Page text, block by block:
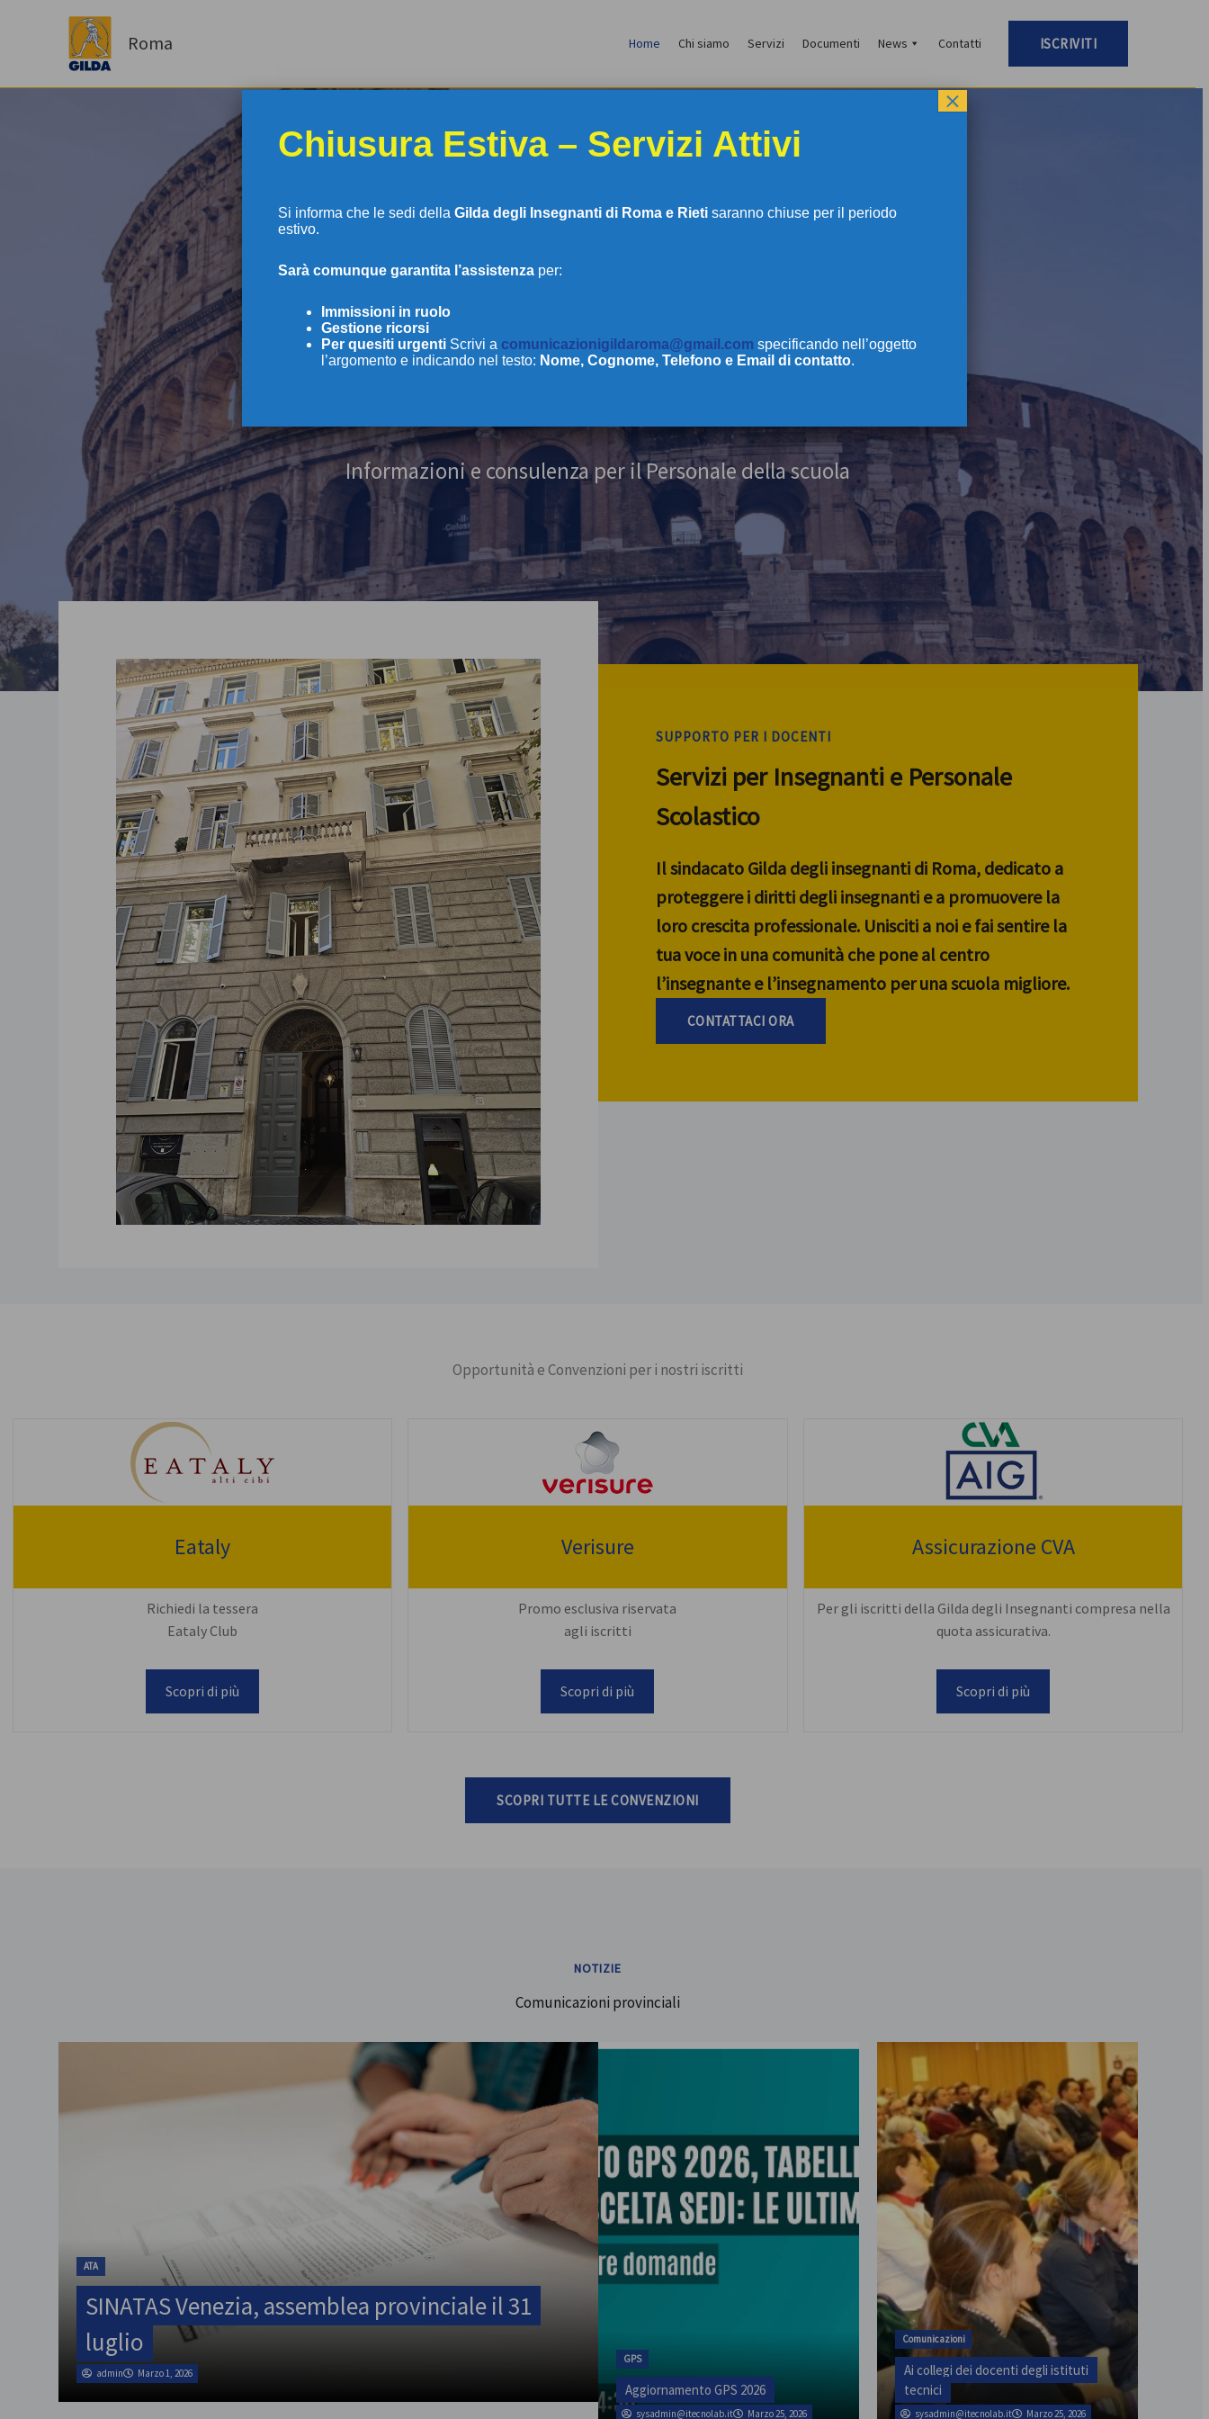
Roma Home Chi siamo Servizi Documenti News Contatti ISCRIVITI
GILDA DEGLI INSEGNANTI
Informazioni e consulenza per il Personale della scuola
SUPPORTO PER I DOCENTI
Servizi per Insegnanti e Personale
Scolastico
Il sindacato Gilda degli insegnanti di Roma, dedicato a
proteggere i diritti degli insegnanti e a promuovere la
loro crescita professionale. Unisciti a noi e fai sentire la
tua voce in una comunità che pone al centro
l’insegnante e l’insegnamento per una scuola migliore.
CONTATTACI ORA
Opportunità e Convenzioni per i nostri iscritti
Eataly
Richiedi la tessera
Eataly Club
Scopri di più
Verisure
Promo esclusiva riservata
agli iscritti
Scopri di più
Assicurazione CVA
Per gli iscritti della Gilda degli Insegnanti compresa nella
quota assicurativa.
Scopri di più
SCOPRI TUTTE LE CONVENZIONI
NOTIZIE
Comunicazioni provinciali
ATA
SINATAS Venezia, assemblea provinciale il 31
luglio
admin Marzo 1, 2026
GPS
Aggiornamento GPS 2026
sysadmin@itecnolab.it Marzo 25, 2026
Comunicazioni
Ai collegi dei docenti degli istituti
tecnici
sysadmin@itecnolab.it Marzo 25, 2026
Chiusura Estiva – Servizi Attivi
Si informa che le sedi della Gilda degli Insegnanti di Roma e Rietisaranno chiuse per il periodo
estivo.
Sarà comunque garantita l’assistenzaper:
Immissioni in ruolo
Gestione ricorsi
Perquesiti urgenti Scrivi a comunicazionigildaroma@gmail.com specificando nell’oggetto
l’argomento e indicando nel testo: Nome, Cognome, Telefono e Email di contatto.
×